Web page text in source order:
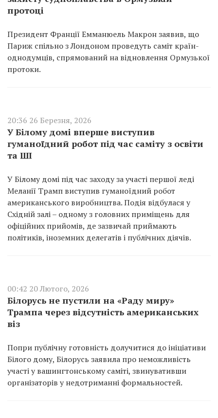
протоці
Президент Франції Емманюель Макрон заявив, що
Париж спільно з Лондоном проведуть саміт країн-
однодумців, спрямований на відновлення Ормузької
протоки.
20:36 26 Березня, 2026
У Білому домі вперше виступив
гуманоїдний робот під час саміту з освіти
та ШІ
У Білому домі під час заходу за участі першої леді
Меланії Трамп виступив гуманоїдний робот
американського виробництва. Подія відбулася у
Східній залі – одному з головних приміщень для
офіційних прийомів, де зазвичай приймають
політиків, іноземних делегатів і публічних діячів.
00:42 20 Лютого, 2026
Білорусь не пустили на «Раду миру»
Трампа через відсутність американських
віз
Попри публічну готовність долучитися до ініціативи
Білого дому, Білорусь заявила про неможливість
участі у вашингтонському саміті, звинувативши
організаторів у недотриманні формальностей.